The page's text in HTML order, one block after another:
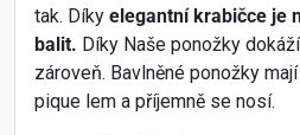
tak. Díky elegantní krabičce je
balit. Díky Naše ponožky
zároveň. Bavlněné ponožky
pique lem a příjemně se nosí.